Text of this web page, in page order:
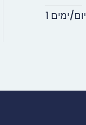
1 יום/ימים